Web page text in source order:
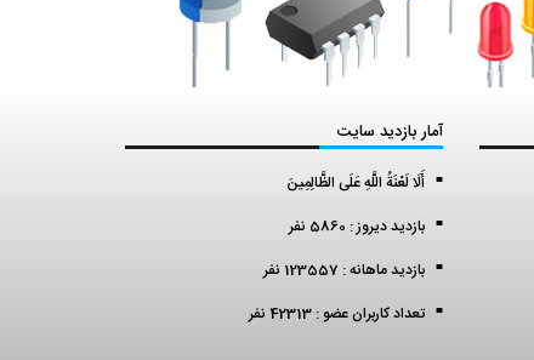
آمار بازدید سایت
أَلَا لَعْنَةُ اللَّهِ عَلَى الظَّالِمِينَ
بازدید دیروز : 5860 نفر
بازدید ماهانه : 123557 نفر
تعداد کاربران عضو : 42313 نفر